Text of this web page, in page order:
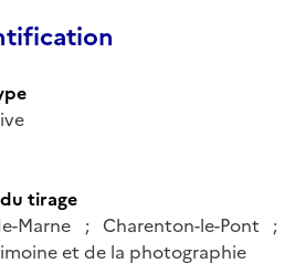
tirage
Marne ; Charenton-le-Pont ;
et de la photographie